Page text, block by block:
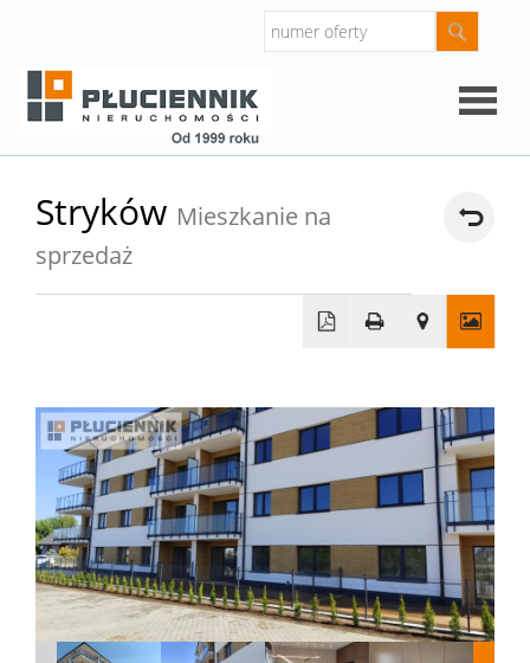
firmie
Oferty
Domy
Dzialki
Stryków Mieszkanie na
sprzedaż